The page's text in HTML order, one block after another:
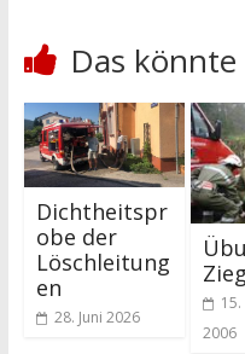
Das
Dichtheitspr
obe der
Löschleitung
en
28. Juni 2026
2006